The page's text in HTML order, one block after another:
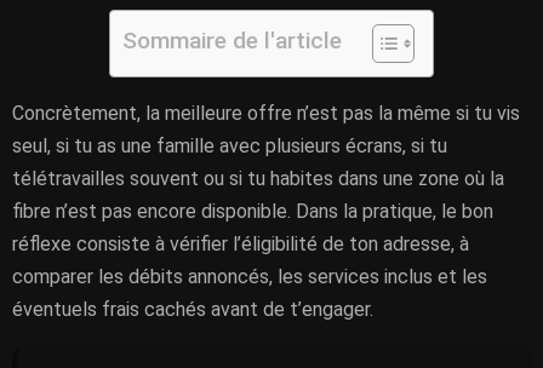
Sommaire de l'article
Concrètement, la meilleure offre n’est pas la même si tu vis
seul, si tu as une famille avec plusieurs écrans, si tu
télétravailles souvent ou si tu habites dans une zone où la
fibre n’est pas encore disponible. Dans la pratique, le bon
réflexe consiste à vérifier l’éligibilité de ton adresse, à
comparer les débits annoncés, les services inclus et les
éventuels frais cachés avant de t’engager.